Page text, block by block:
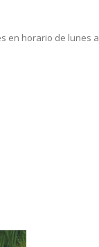
en horario de lunes a